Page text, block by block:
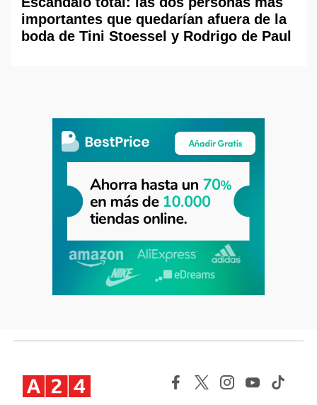
importantes que quedarían afuera de la
boda de Tini Stoessel y Rodrigo de Paul